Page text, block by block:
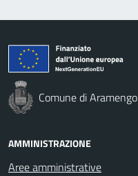
Comune di Aramengo
AMMINISTRAZIONE
Aree amministrative